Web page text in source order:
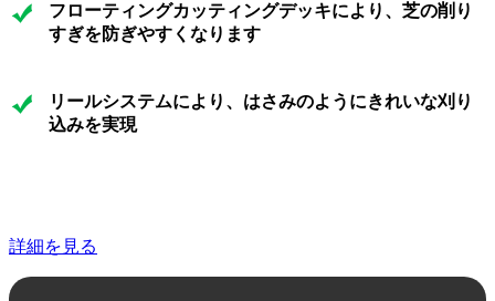
フローティングカッティングデッキにより、芝の削り
すぎを防ぎやすくなります
リールシステムにより、はさみのようにきれいな刈り
込みを実現
詳細を見る